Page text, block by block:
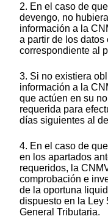
2. En el caso de
devengo, no
información a la
a partir de los
correspondiente al
3. Si no existiera
información a la
que actúen en su
requerida para
días siguientes al
4. En el caso de
en los apartados
requeridos, la
comprobación e
de la oportuna
dispuesto en la Ley
General Tributaria.